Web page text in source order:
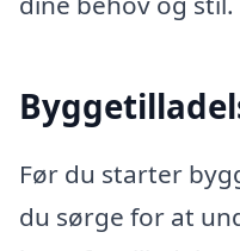
Før du starter
du sørge for at